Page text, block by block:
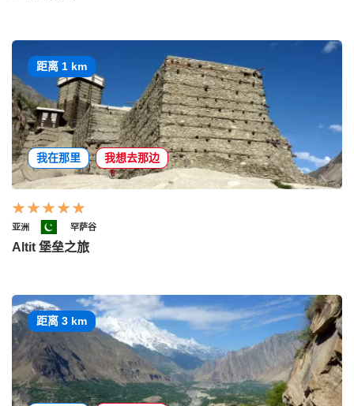
距离 1 km
我在那里 我想去那边
亚洲 罕萨谷
Altit 堡垒之旅
距离 3 km